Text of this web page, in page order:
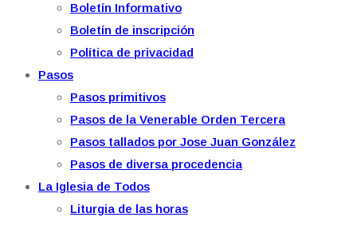
Boletín Informativo
Boletín de inscripción
Política de privacidad
Pasos
Pasos primitivos
Pasos de la Venerable Orden Tercera
Pasos tallados por Jose Juan González
Pasos de diversa procedencia
La Iglesia de Todos
Liturgia de las horas